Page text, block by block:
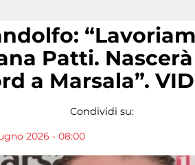
Patti.
a Marsala”.
Condividi su:
2026 - 08:00